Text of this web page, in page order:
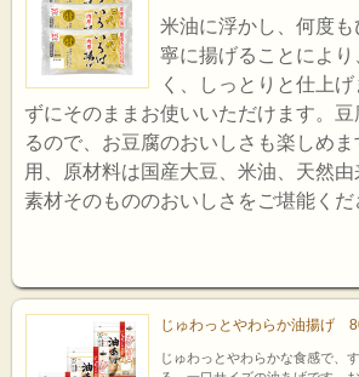
米油に浮かし、何度
寧に揚げることによ
く、しっとりと仕上
ずにそのままお使いいただけます。
るので、お豆腐のおいしさも楽しめ
用、原材料は国産大豆、米油、天然由
素材そのもののおいしさをご堪能くだ
じゅわっとやわらか油揚げ
じゅわっとやわらかな食感で、